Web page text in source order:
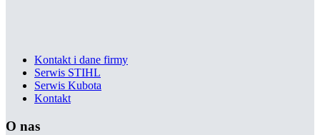
Kontakt i dane firmy
Serwis STIHL
Serwis Kubota
Kontakt
O nas